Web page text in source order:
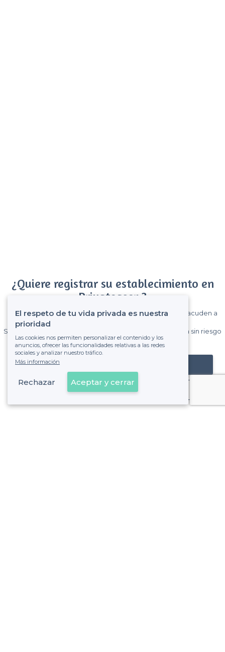
¿Quiere registrar su establecimiento en
Privateaser ?
Gane muchos clientes entre el millón de visitantes que acuden a
Sin comisiones y sin compromiso, pagas una cantidad fija sin riesgo
de ver la factura.
Registrar mi establecimiento
Ya es cliente
El respeto de tu vida privada es nuestra
prioridad
Las cookies nos permiten personalizar el contenido y los
anuncios, ofrecer las funcionalidades relativas a las redes
sociales y analizar nuestro tráfico.
Más información
Rechazar Aceptar y cerrar